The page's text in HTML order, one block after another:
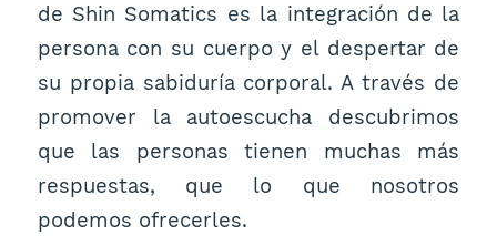
de Shin Somatics es la integración de la
persona con su cuerpo y el despertar de
su propia sabiduría corporal. A través de
promover la autoescucha descubrimos
que las personas tienen muchas más
respuestas, que lo que nosotros
podemos ofrecerles.